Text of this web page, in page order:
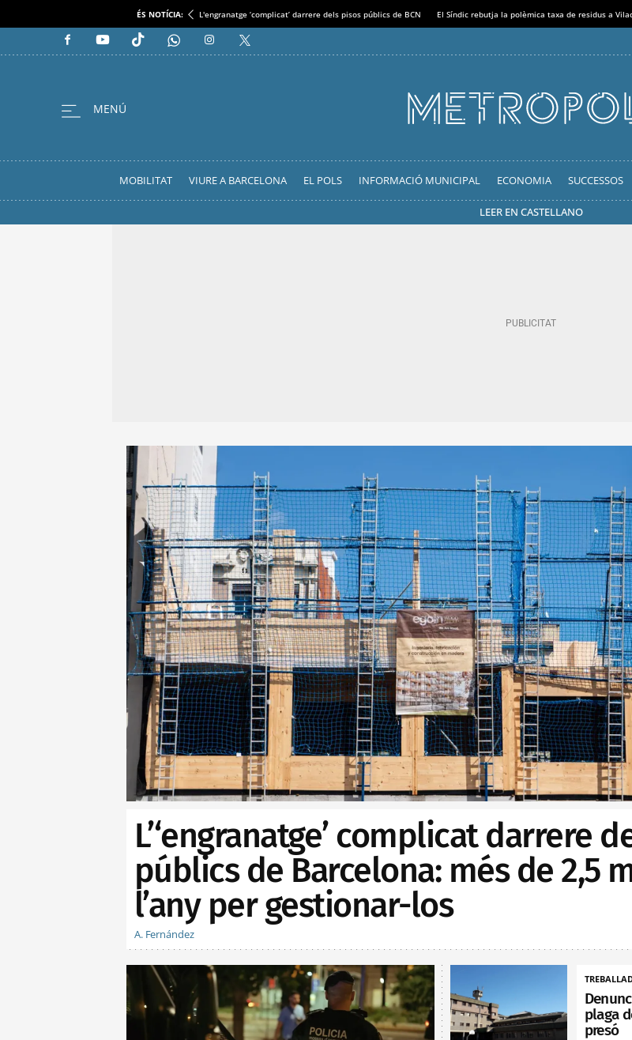
ÉS NOTÍCIA: L'engranatge ‘complicat’ darrere dels pisos públics de BCN El Síndic rebutja la polèmica taxa de residus a
MOBILITAT VIURE A BARCELONA EL POLS INFORMACIÓ MUNICIPAL ECONOMIA SUCCESSOS
LEER EN CASTELLANO
L’‘engranatge’ complicat darrere
públics de Barcelona: més de 2,5
l’any per gestionar-los
A. Fernández
plaga
presó